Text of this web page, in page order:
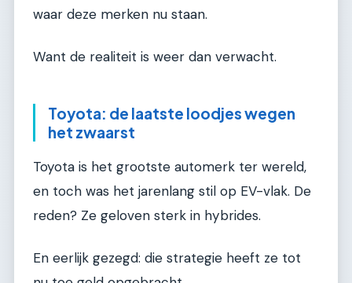
waar deze merken nu staan.
Want de realiteit is weer dan verwacht.
Toyota: de laatste loodjes wegen
het zwaarst
Toyota is het grootste automerk ter wereld,
en toch was het jarenlang stil op EV-vlak. De
reden? Ze geloven sterk in hybrides.
En eerlijk gezegd: die strategie heeft ze tot